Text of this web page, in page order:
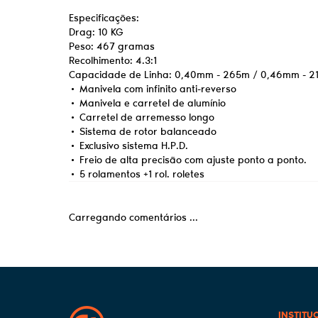
Especificações:
Drag: 10 KG
Peso: 467 gramas
Recolhimento: 4.3:1
Capacidade de Linha: 0,40mm - 265m / 0,46mm -
• Manivela com infinito anti-reverso
• Manivela e carretel de alumínio
• Carretel de arremesso longo
• Sistema de rotor balanceado
• Exclusivo sistema H.P.D.
• Freio de alta precisão com ajuste ponto a ponto.
• 5 rolamentos +1 rol. roletes
Carregando comentários ...